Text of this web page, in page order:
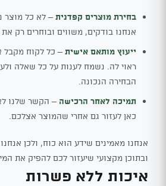
בחירת מוצרים קפדנית– לא כל מוצר
אנחנו בודקים, משווים ובוחרים רק את
ייעוץ מותאם אישית– כל לקוח
ראוי לה. נשמח לענות על כל שאלה
הבחירה הנכונה.
תמיכה לאחר הרכישה – הקשר שלנו
כאן לעזור גם אחרי שהמוצר אצלכם.
אנחנו מאמינים שידע הוא כוח, ולכן
ובתוכן מקצועי שיעזור לכם להפיק את
איכות ללא פשרות